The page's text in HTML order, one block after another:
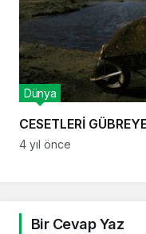
CESETLERİ
Dünya
4 yıl önce
Bir Cevap Yaz